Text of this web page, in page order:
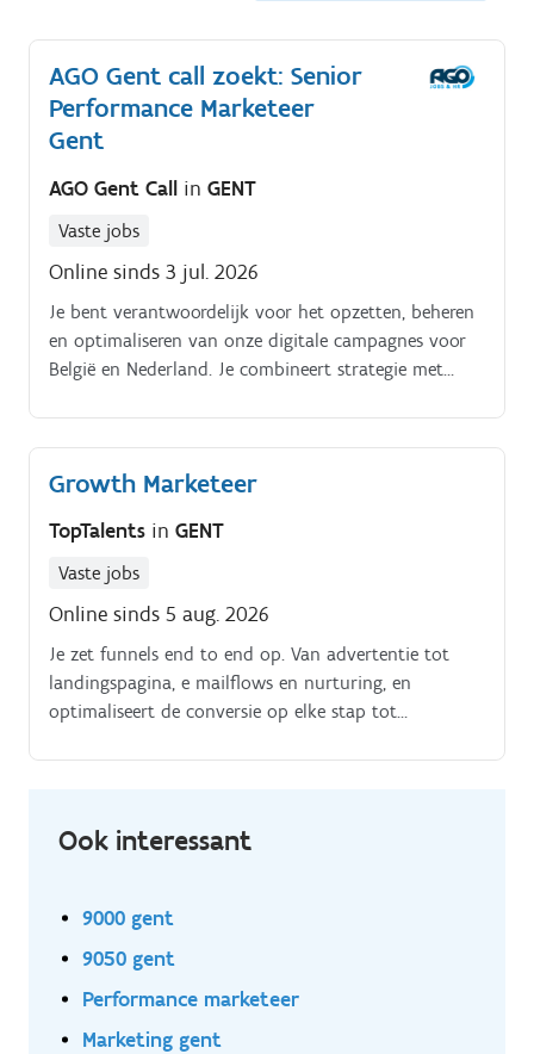
AGO Gent call zoekt: Senior
Performance Marketeer
Gent
AGO Gent Call in GENT
Vaste jobs
Online sinds 3 jul. 2026
Je bent verantwoordelijk voor het opzetten, beheren
en optimaliseren van onze digitale campagnes voor
België en Nederland. Je combineert strategie met
zorgen voor meer verkeer, conversies en rendement
Concreet:. Je ontwikkelt en optimaliseert campagnes
via onder andere Google Ads, Meta en andere digitale
en identificeert nieuwe groeikansen Je werkt vanuit
een test-and-learn aanpak: je zet hypotheses om in
initiatieven snel op Je verkent opportuniteiten
binnen AI, generative search en LLM-advertising en
onderzoekt hoe deze onze kanaalmix,
contentstrategie en meetbaarheid kunnen versterken
marketing en e-commerce op en vertaalt deze naar
concrete opportuniteiten.
Growth Marketeer
TopTalents in GENT
Vaste jobs
Online sinds 5 aug. 2026
Je zet funnels end to end op. Van advertentie tot
landingspagina, e mailflows en nurturing, en
optimaliseert de conversie op elke stap tot
Ook interessant
9000 gent
9050 gent
Performance marketeer
Marketing gent